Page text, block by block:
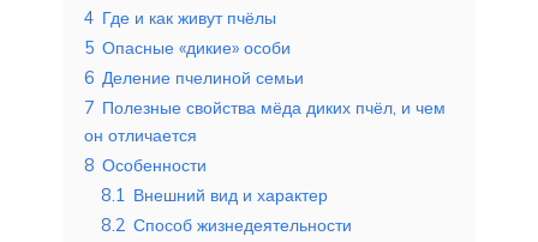
4 Где и как живут пчёлы
5 Опасные «дикие» особи
6 Деление пчелиной семьи
7 Полезные свойства мёда диких пчёл, и чем
он отличается
8 Особенности
8.1 Внешний вид и характер
8.2 Способ жизнедеятельности